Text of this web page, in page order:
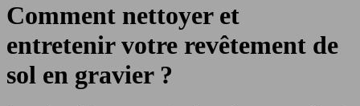
Comment nettoyer et
entretenir votre revêtement de
sol en gravier ?